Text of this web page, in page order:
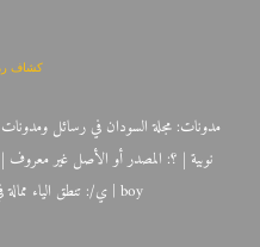
كشاف
مدونات: مجلة السودان في رسائل
نوبية | ؟: المصدر أو الأصل غير معروف |
boy | ي/: تنطق الياء ممالة في مثل اللفظة الانجليزية day |